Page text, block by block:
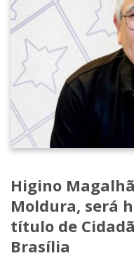
Higino
Moldura, será
título de
Brasília